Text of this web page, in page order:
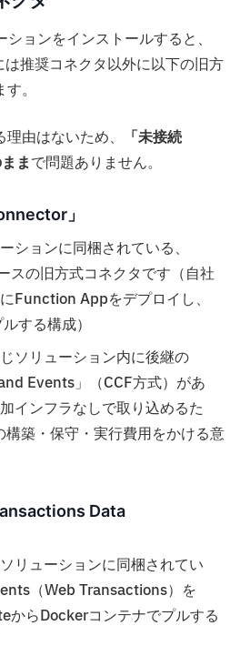
ョンをインストールすると、
推奨コネクタ以外に以下の旧方
。
由はないため、
「未接続
まで問題ありません。
」
ションに同梱されている、
の旧方式コネクタです（自社
Function Appをデプロイし、
する構成）
じソリューション内に後継の
Events」（CCF方式）があ
インフラなしで取り込めるた
築・保守・実行費用をかける意
Data
リューションに同梱されてい
（Web Transactions）を
からDockerコンテナでプルする